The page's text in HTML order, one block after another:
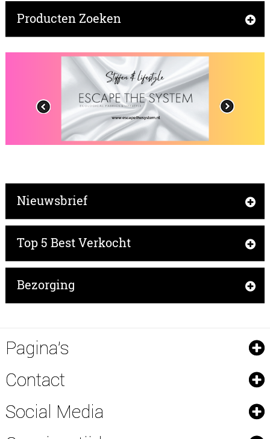
Producten Zoeken
Nieuwsbrief
Top 5 Best Verkocht
Bezorging
Pagina's
Contact
Social Media